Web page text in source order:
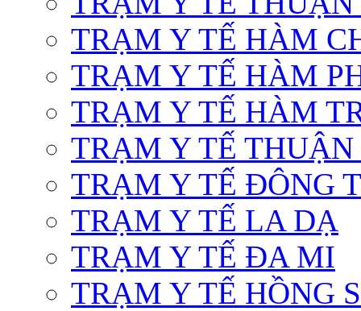
TRẠM Y TẾ HÀM
TRẠM Y TẾ HÀM
TRẠM Y TẾ HÀM
TRẠM Y TẾ
TRẠM Y TẾ ĐÔNG
TRẠM Y TẾ LA DẠ
TRẠM Y TẾ ĐA MI
TRẠM Y TẾ HỒNG